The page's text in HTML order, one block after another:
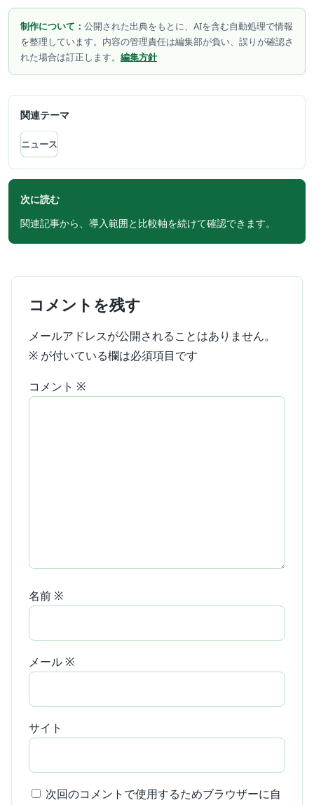
制作について： 公開された出典をもとに、AIを含む自動処理で情報
を整理しています。内容の管理責任は編集部が負い、誤りが確認さ
れた場合は訂正します。 編集方針
関連テーマ
ニュース
次に読む
関連記事から、導入範囲と比較軸を続けて確認できます。
コメントを残す
メールアドレスが公開されることはありません。
※ が付いている欄は必須項目です
コメント ※
名前 ※
メール ※
サイト
次回のコメントで使用するためブラウザーに自